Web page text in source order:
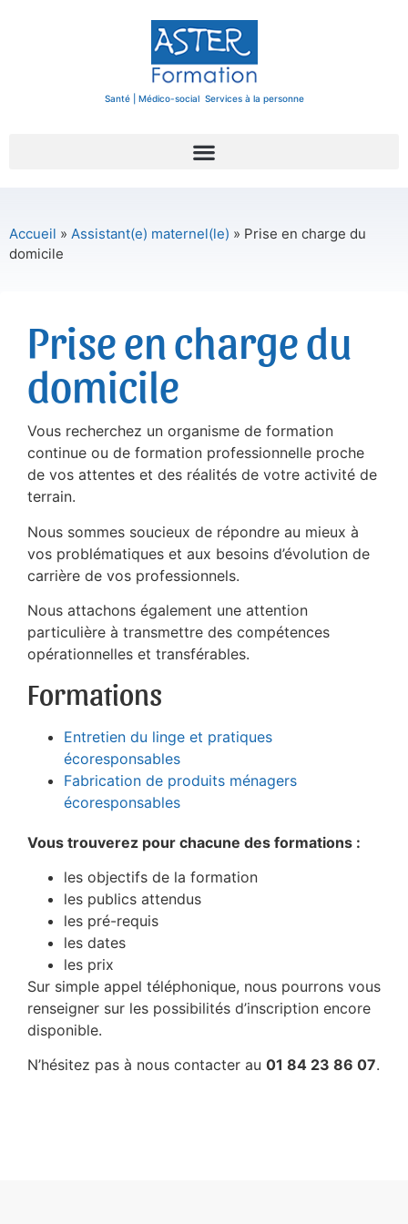
Santé | Médico-social Services à la personne
Accueil » Assistant(e) maternel(le) » Prise en charge du
domicile
Prise en charge du
domicile
Vous recherchez un organisme de formation
continue ou de formation professionnelle proche
de vos attentes et des réalités de votre activité de
terrain.
Nous sommes soucieux de répondre au mieux à
vos problématiques et aux besoins d’évolution de
carrière de vos professionnels.
Nous attachons également une attention
particulière à transmettre des compétences
opérationnelles et transférables.
Formations
Entretien du linge et pratiques
écoresponsables
Fabrication de produits ménagers
écoresponsables
Vous trouverez pour chacune des formations :
les objectifs de la formation
les publics attendus
les pré-requis
les dates
les prix
Sur simple appel téléphonique, nous pourrons vous
renseigner sur les possibilités d’inscription encore
disponible.
N’hésitez pas à nous contacter au 01 84 23 86 07.